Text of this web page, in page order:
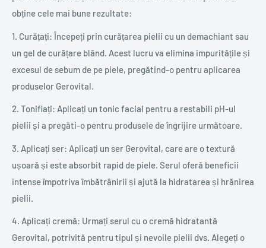
obține cele mai bune rezultate:
1. Curățați: Începeți prin curățarea pielii cu un demachiant sau
un gel de curățare blând. Acest lucru va elimina impuritățile și
excesul de sebum de pe piele, pregătind-o pentru aplicarea
produselor Gerovital.
2. Tonifiați: Aplicați un tonic facial pentru a restabili pH-ul
pielii și a pregăti-o pentru produsele de îngrijire următoare.
3. Aplicați ser: Aplicați un ser Gerovital, care are o textură
ușoară și este absorbit rapid de piele. Serul oferă beneficii
intense împotriva îmbătrânirii și ajută la hidratarea și hrănirea
pielii.
4. Aplicați cremă: Urmați serul cu o cremă hidratantă
Gerovital, potrivită pentru tipul și nevoile pielii dvs. Alegeți o